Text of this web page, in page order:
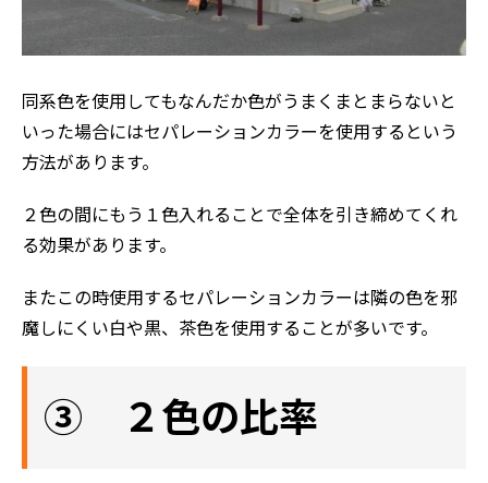
同系色を使用してもなんだか色がうまくまとまらないと
いった場合にはセパレーションカラーを使用するという
方法があります。
２色の間にもう１色入れることで全体を引き締めてくれ
る効果があります。
またこの時使用するセパレーションカラーは隣の色を邪
魔しにくい白や黒、茶色を使用することが多いです。
③ ２色の比率